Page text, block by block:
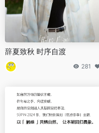
辞夏致秋 时序自渡
281